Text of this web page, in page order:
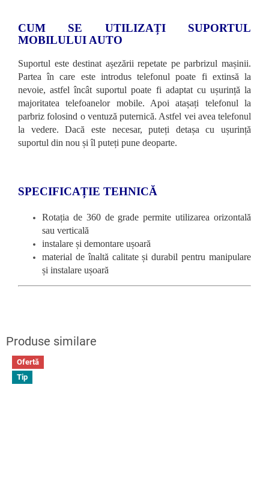
CUM SE UTILIZAȚI SUPORTUL
MOBILULUI AUTO
Suportul este destinat așezării repetate pe parbrizul mașinii.
Partea în care este introdus telefonul poate fi extinsă la
nevoie, astfel încât suportul poate fi adaptat cu ușurință la
majoritatea telefoanelor mobile. Apoi atașați telefonul la
parbriz folosind o ventuză puternică. Astfel vei avea telefonul
la vedere. Dacă este necesar, puteți detașa cu ușurință
suportul din nou și îl puteți pune deoparte.
SPECIFICAȚIE TEHNICĂ
Rotația de 360 ​​de grade permite utilizarea orizontală
sau verticală
instalare și demontare ușoară
material de înaltă calitate și durabil pentru manipulare
și instalare ușoară
Ofertă
Tip